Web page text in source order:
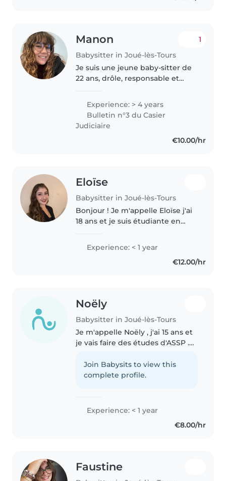
Manon
Babysitter in Joué-lès-Tours
1
Je suis une jeune baby-sitter de
22 ans, drôle, responsable et
d'expérience auprès des bébés,
des tout-petits, des enfants
d'âge préscolaire, de l'école
primaire..
Experience: > 4 years
Bulletin n°3 du Casier
Judiciaire
€10.00/hr
Eloïse
Babysitter in Joué-lès-Tours
Bonjour ! Je m'appelle Eloïse j'ai
18 ans et je suis étudiante en
contact avec les enfants et j'ai
déjà l'expérience auprès des plus
Experience: < 1 year
€12.00/hr
Noëly
Babysitter in Joué-lès-Tours
Je m'appelle Noëly , j'ai 15 ans et
je vais faire des études d'ASSP .
maternelle donc je connais bien
le monde des enfants. Je suis
Join Babysits to view this
complete profile.
Experience: < 1 year
€8.00/hr
Faustine